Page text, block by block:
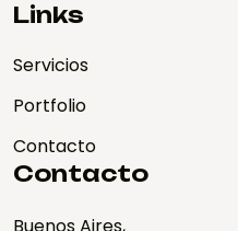
Links
Servicios
Portfolio
Contacto
Contacto